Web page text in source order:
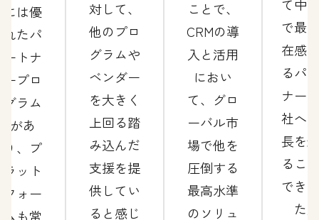
には優
れたパ
ートナ
ープロ
グラム
があ
り、プ
ラット
フォー
ムも常
対して、
他のプロ
グラムや
ベンダー
を大きく
上回る踏
み込んだ
支援を提
供してい
ると感じ
ことで、
CRMの導
入と活用
におい
て、グロ
ーバル市
場で他を
圧倒する
最高水準
のソリュ
て中
で最
在感
るパ
ナー
社へ
長を
るこ
でき
た